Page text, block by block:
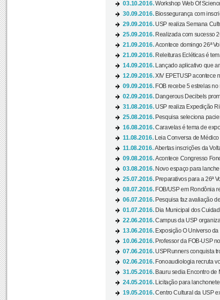
03.10.2016.Workshop Web Of
30.09.2016. Biossegurança com
29.09.2016. USP realiza Semana
25.09.2016. Realizada com sucesso
21.09.2016.Acontece domingo 26ª
21.09.2016. Releituras Ecléticas é
14.09.2016.
Lançado aplicativo que
12.09.2016.XIV EPETUSP acontece
09.09.2016. FOB recebe 5 estrelas
02.09.2016. Dangerous Decibels
31.08.2016. USP realiza Expedição
25.08.2016. Pesquisa seleciona
16.08.2016.Caravelas é tema de
11.08.2016.
Leia Conversa de
11.08.2016.Abertas inscrições da
09.08.2016.Acontece Congresso
03.08.2016. Novo espaço para
25.07.2016. Preparativos para a 26ª
08.07.2016. FOB/USP em Rondônia
06.07.2016. Pesquisa faz avaliação
01.07.2016. Dia Municipal dos
22.06.2016.Campus da USP
13.06.2016. Exposição O Universo
10.06.2016. Professor da FOB-USP
07.06.2016. USPRunners conquista
02.06.2016. Fonoaudiologia recruta
31.05.2016. Bauru sedia Encontro de
24.05.2016.
Licitação para
19.05.2016.Centro Cultural da USP